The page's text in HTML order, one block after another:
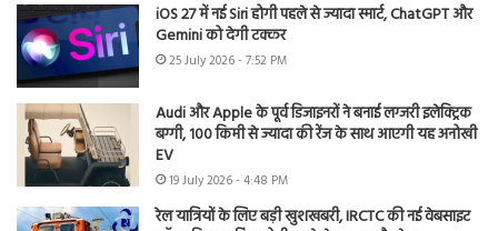
iOS 27 में नई Siri होगी पहले से ज्यादा स्मार्ट, ChatGPT और
Gemini को देगी टक्कर
25 July 2026 - 7:52 PM
Audi और Apple के पूर्व डिजाइनरों ने बनाई लग्जरी इलेक्ट्रिक
बग्गी, 100 किमी से ज्यादा की रेंज के साथ आएगी यह अनोखी
EV
19 July 2026 - 4:48 PM
रेल यात्रियों के लिए बड़ी खुशखबरी, IRCTC की नई वेबसाइट